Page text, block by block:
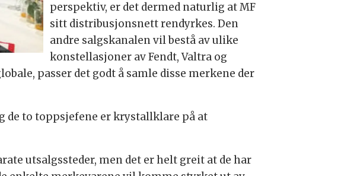
perspektiv, er det dermed naturlig at MF
sitt distribusjonsnett rendyrkes. Den
andre salgskanalen vil bestå av ulike
konstellasjoner av Fendt, Valtra og
passer det godt å samle disse merkene der
de to toppsjefene er krystallklare på at
utsalgssteder, men det er helt greit at de har